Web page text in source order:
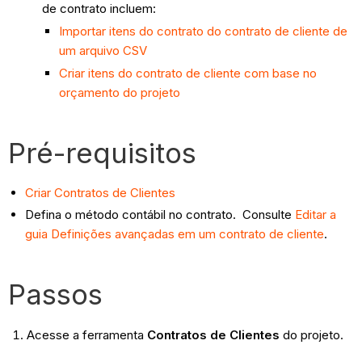
de contrato incluem:
Importar itens do contrato do contrato de cliente de
um arquivo CSV
Criar itens do contrato de cliente com base no
orçamento do projeto
Pré-requisitos
Criar Contratos de Clientes
Defina o método contábil no contrato. Consulte Editar a
guia Definições avançadas em um contrato de cliente.
Passos
Acesse a ferramenta Contratos de Clientes do projeto.